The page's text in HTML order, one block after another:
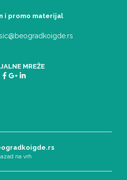
i promo materijal
MREŽE
na vrh